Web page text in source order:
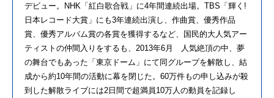
デビュー。NHK「紅白歌合戦」に4年間連続出場。TBS「輝く!
日本レコード大賞」にも3年連続出演し、作曲賞、優秀作品
賞、優秀アルバム賞の各賞を獲得するなど、国民的大人気アー
ティストの仲間入りをするも、2013年6月 人気絶頂の中、夢
の舞台でもあった「東京ドーム」にて同グループを解散し、結
成から約10年間の活動に幕を閉じた。60万件もの申し込みが殺
到した解散ライブには2日間で超満員10万人の動員を記録し